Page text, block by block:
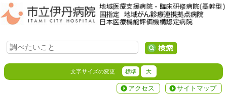
文字サイズの変更 標準 大
サイトマップ
アクセス